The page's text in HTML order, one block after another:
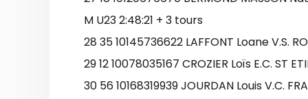
M U23 2:48:21 + 3 tours
28 35 10145736622 LAFFONT Loane V.S.
29 12 10078035167 CROZIER Loïs E.C. ST
30 56 10168319939 JOURDAN Louis V.C.